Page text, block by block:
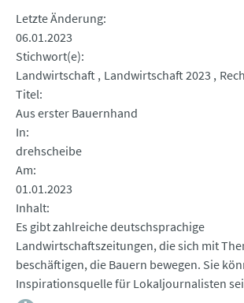
Letzte Änderung
06.01.2023
Stichwort(e)
Landwirtschaft Landwirtschaft 2023
Titel
Aus erster Bauernhand
In
drehscheibe
Am
01.01.2023
Inhalt
Es gibt zahlreiche deutschsprachige
Landwirtschaftszeitungen, die sich mit
beschäftigen, die Bauern bewegen. Sie
Inspirationsquelle für Lokaljournalisten